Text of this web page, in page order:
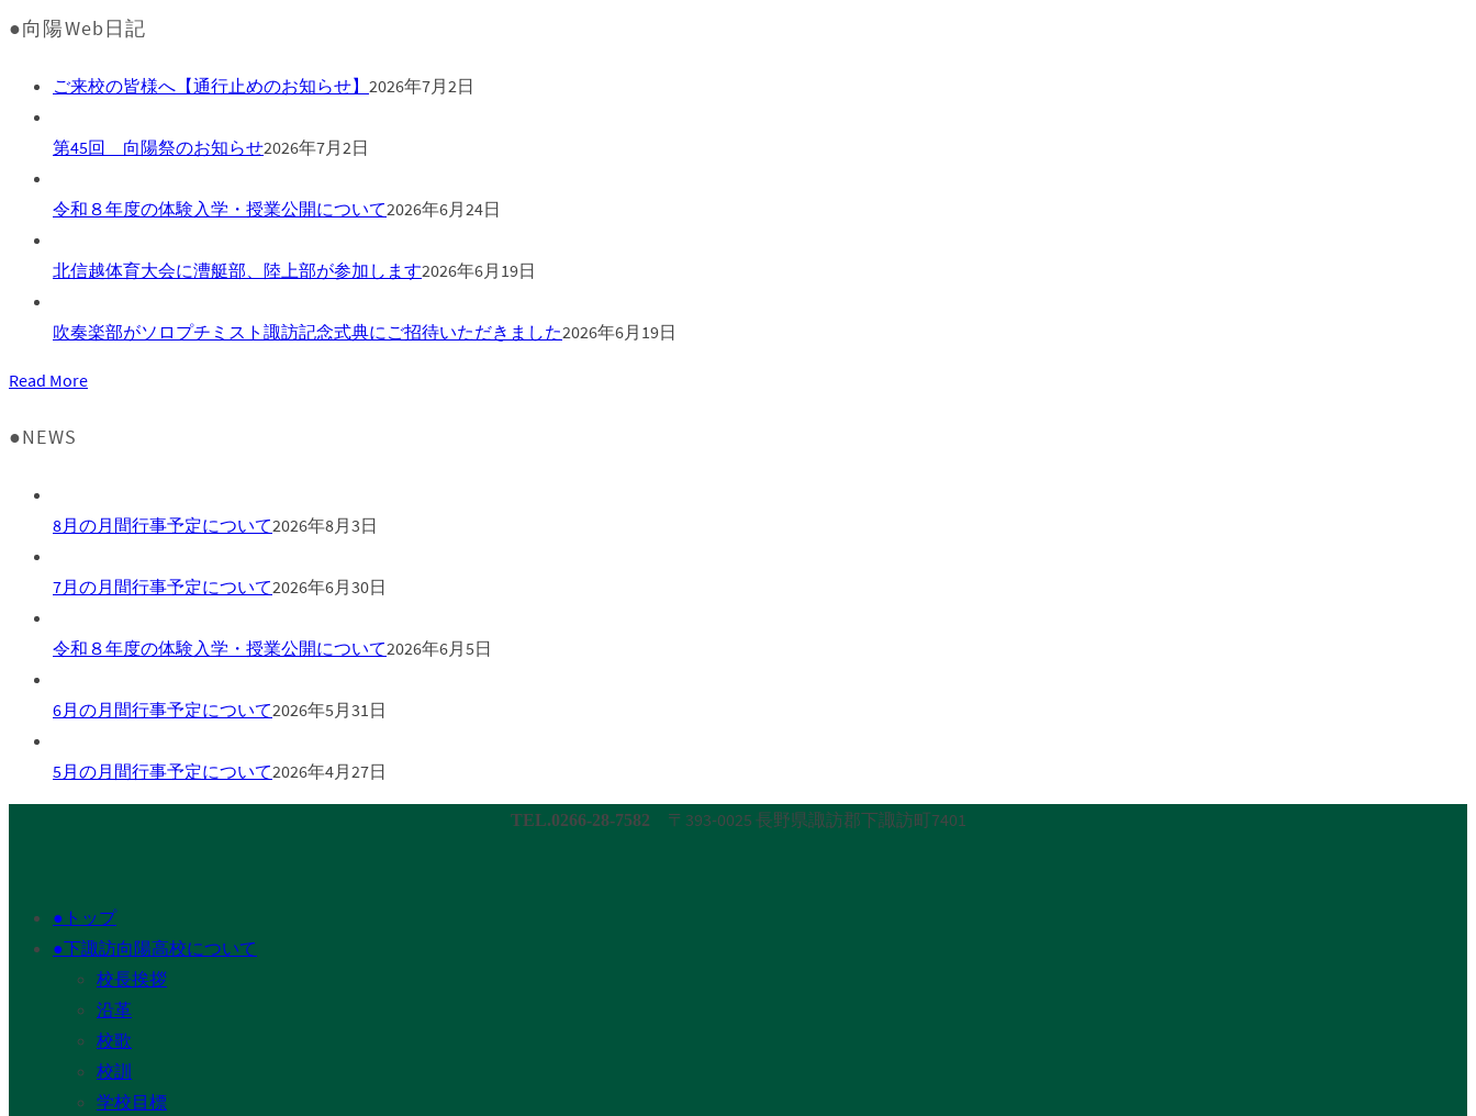
●向陽Web日記
ご来校の皆様へ【通行止めのお知らせ】 2026年7月2日
第45回 向陽祭のお知らせ2026年7月2日
令和８年度の体験入学・授業公開について2026年6月24日
北信越体育大会に漕艇部、陸上部が参加します2026年6月19日
吹奏楽部がソロプチミスト諏訪記念式典にご招待いただきました2026年6月19日
Read More
●NEWS
8月の月間行事予定について2026年8月3日
7月の月間行事予定について2026年6月30日
令和８年度の体験入学・授業公開について2026年6月5日
6月の月間行事予定について2026年5月31日
5月の月間行事予定について2026年4月27日
TEL.0266-28-7582 〒393-0025 長野県諏訪郡下諏訪町7401
●トップ
●下諏訪向陽高校について
校長挨拶
沿革
校歌
校訓
学校目標